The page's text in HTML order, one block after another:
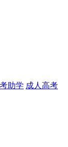
助学 成人高考